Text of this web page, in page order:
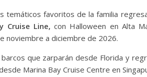
temáticos favoritos de la familia
Cruise Line, con Halloween en Alta
noviembre a diciembre de 2026.
barcos que zarparán desde Florida y
Marina Bay Cruise Centre en